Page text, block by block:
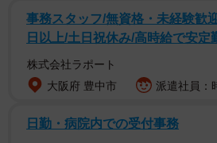
よく見ると違和感がある。窓の外に
なく空。
事務スタッフ/無資格・未経験歓
日以上/土日祝休み/高時給で安定
株式会社ラポート
大阪府 豊中市
派遣社員：
日勤・病院内での受付事務